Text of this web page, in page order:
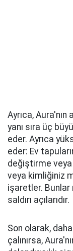
Ayrıca, Aura'nın
yanı sıra üç
eder. Ayrıca
eder: Ev
değiştirme veya
veya kimliğiniz
işaretler. Bunlar
saldırı açılarıdır.
Son olarak,
çalınırsa,